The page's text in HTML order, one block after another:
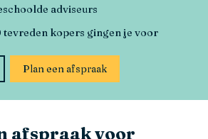
adviseurs
kopers gingen je voor
Plan een afspraak
afspraak voor